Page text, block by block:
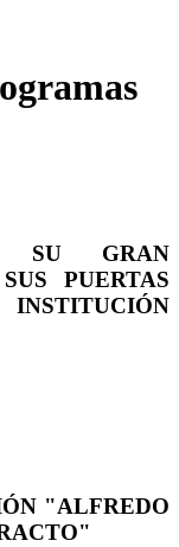
SU GRAN
PUERTAS
"ALFREDO